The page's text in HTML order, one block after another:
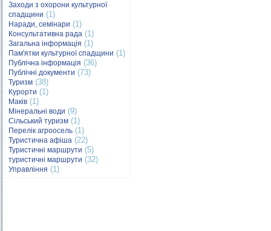
Заходи з охорони культурної
спадщини (1)
Наради, семінари (1)
Консультативна рада (1)
Загальна інформація (1)
Пам'ятки культурної спадщини (1)
Публічна інформація (36)
Публічні документи (73)
Туризм (38)
Курорти (1)
Маків (1)
Мінеральні води (9)
Сільський туризм (1)
Перелік агроосель (1)
Туристична афіша (22)
Туристичні маршрути (5)
туристичні маршрути (32)
Управління (1)